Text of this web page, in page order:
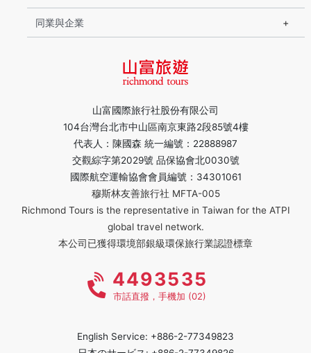
山富國際旅行社股份有限公司
104台灣台北市中山區南京東路2段85號4樓
代表人：陳國森 統一編號：22888987
交觀綜字第2029號 品保協會北0030號
國際航空運輸協會會員編號：34301061
穆斯林友善旅行社 MFTA-005
Richmond Tours is the representative in Taiwan for the ATPI
global travel network.
本公司已獲得環境部銀級環保旅行業認證標章
同業與企業
4493535
市話直撥，手機加 (02)
English Service: +886-2-77349823